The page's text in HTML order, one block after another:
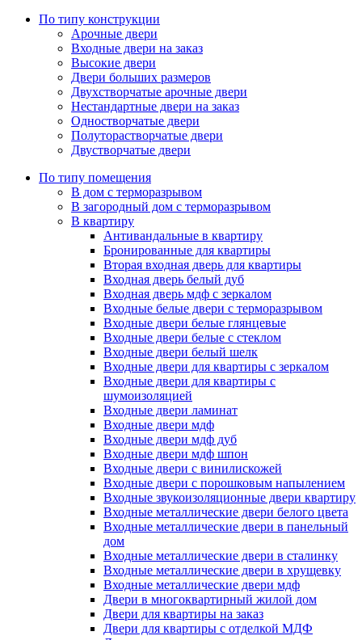
По типу конструкции
Арочные двери
Входные двери на заказ
Высокие двери
Двери больших размеров
Двухстворчатые арочные двери
Нестандартные двери на заказ
Одностворчатые двери
Полуторастворчатые двери
Двустворчатые двери
По типу помещения
В дом с терморазрывом
В загородный дом с терморазрывом
В квартиру
Антивандальные в квартиру
Бронированные для квартиры
Вторая входная дверь для квартиры
Входная дверь белый дуб
Входная дверь мдф с зеркалом
Входные белые двери с терморазрывом
Входные двери белые глянцевые
Входные двери белые с стеклом
Входные двери белый шелк
Входные двери для квартиры с зеркалом
Входные двери для квартиры с
шумоизоляцией
Входные двери ламинат
Входные двери мдф
Входные двери мдф дуб
Входные двери мдф шпон
Входные двери с винилискожей
Входные двери с порошковым напылением
Входные звукоизоляционные двери квартиру
Входные металлические двери белого цвета
Входные металлические двери в панельный
дом
Входные металлические двери в сталинку
Входные металлические двери в хрущевку
Входные металлические двери мдф
Двери в многоквартирный жилой дом
Двери для квартиры на заказ
Двери для квартиры с отделкой МДФ